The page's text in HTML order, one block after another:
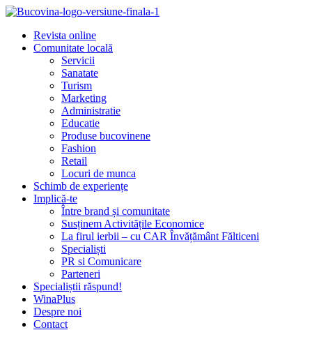
Revista online
Comunitate locală
Servicii
Sanatate
Turism
Marketing
Administratie
Educatie
Produse bucovinene
Fashion
Retail
Locuri de munca
Schimb de experiențe
Implică-te
Între brand și comunitate
Susținem Activitățile Economice
La firul ierbii – cu CAR Învățământ Fălticeni
Specialiști
PR si Comunicare
Parteneri
Specialiștii răspund!
WinaPlus
Despre noi
Contact